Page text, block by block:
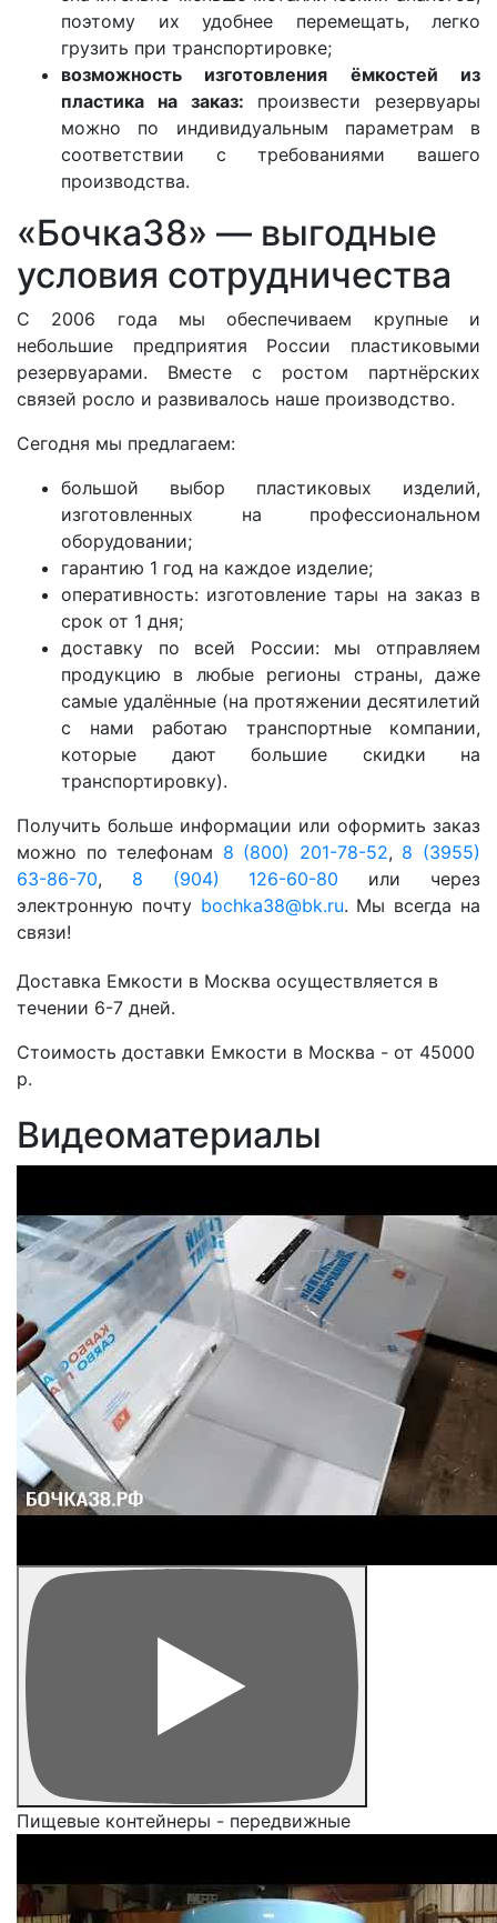
поэтому их удобнее перемещать, легко
грузить при транспортировке;
возможность изготовления ёмкостей из
пластика на заказ: произвести резервуары
можно по индивидуальным параметрам в
соответствии с требованиями вашего
производства.
«Бочка38» — выгодные
условия сотрудничества
С 2006 года мы обеспечиваем крупные и
небольшие предприятия России пластиковыми
резервуарами. Вместе с ростом партнёрских
связей росло и развивалось наше производство.
Сегодня мы предлагаем:
большой выбор пластиковых изделий,
изготовленных на профессиональном
оборудовании;
гарантию 1 год на каждое изделие;
оперативность: изготовление тары на заказ в
срок от 1 дня;
доставку по всей России: мы отправляем
продукцию в любые регионы страны, даже
самые удалённые (на протяжении десятилетий
с нами работаю транспортные компании,
которые дают большие скидки на
транспортировку).
Получить больше информации или оформить заказ
можно по телефонам 8 (800) 201-78-52, 8 (3955)
63-86-70, 8 (904) 126-60-80 или через
электронную почту bochka38@bk.ru. Мы всегда на
связи!
Доставка Емкости в Москва осуществляется в
течении 6-7 дней.
Стоимость доставки Емкости в Москва - от 45000
р.
Видеоматериалы
Пищевые контейнеры - передвижные